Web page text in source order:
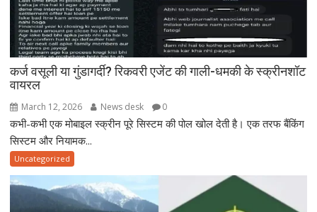
कर्ज वसूली या गुंडागर्दी? रिकवरी एजेंट की गाली-धमकी के स्क्रीनशॉट
वायरल
March 12, 2026 News desk 0
कभी-कभी एक मोबाइल स्क्रीन पूरे सिस्टम की पोल खोल देती है। एक तरफ बैंकिंग
सिस्टम और नियामक...
Uncategorized